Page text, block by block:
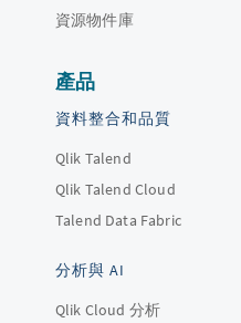
資源物件庫
產品
資料整合和品質
Qlik Talend
Qlik Talend Cloud
Talend Data Fabric
分析與 AI
Qlik Cloud 分析